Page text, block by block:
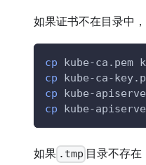
如果证书不在目录中
cp kube-ca.pem
cp kube-ca-
cp kube-
cp kube-
如果 .tmp 目录不存